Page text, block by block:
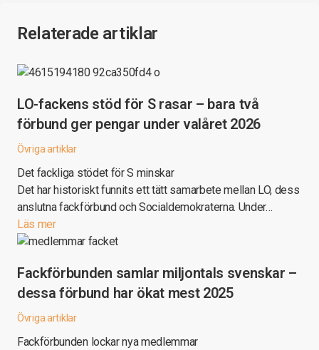
Relaterade artiklar
LO-fackens stöd för S rasar – bara två
förbund ger pengar under valåret 2026
Övriga artiklar
Det fackliga stödet för S minskar
Det har historiskt funnits ett tätt samarbete mellan LO, dess
anslutna fackförbund och Socialdemokraterna. Under…
Läs mer
Fackförbunden samlar miljontals svenskar –
dessa förbund har ökat mest 2025
Övriga artiklar
Fackförbunden lockar nya medlemmar